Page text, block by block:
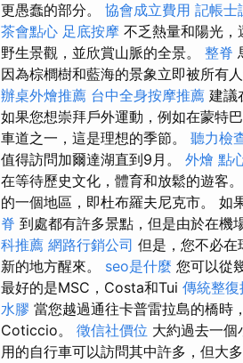
更愚蠢的部分。 協會成立費用 記帳士
茶會點心 足底按摩 不乏熱量和陽光，
野生景觀，並欣賞山脈的全景。 整脊
因為棕櫚樹和藍海的景象立即被所有
辦桌外燴推薦 台中全身按摩推薦 建議
如果您想崇拜戶外運動，例如在蒙特
車道之一，這是理想的季節。 聽力檢
值得訪問加爾達湖直到9月。 外燴 點
在等待歷史文化，體育和放鬆的遊客。
的一個地區，即杜布羅夫尼克市。 如
脊 到處都有許多景點，但是由於在機
科推薦 網路行銷公司 但是，您不必在
新的地方醒來。 seo是什麼 您可以從
最好的是MSC，Costa和Tui 傳統整
水膠 當您越過通往卡普雷拉島的橋時
Coticcio。 徵信社價位 大約過去一個
用的自行車可以訪問其中許多，但大